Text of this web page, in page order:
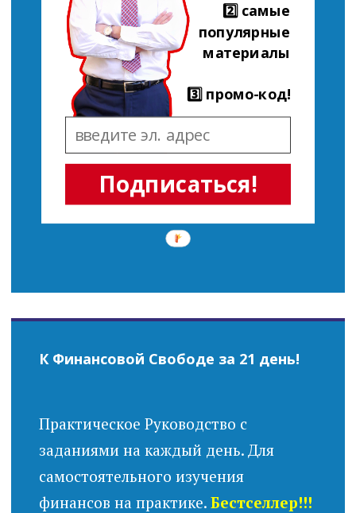
Подписаться!
2️⃣ самые
популярные
материалы
3️⃣ промо-код!
К Финансовой Свободе за 21 день!
Практическое Руководство с
заданиями на каждый день. Для
самостоятельного изучения
финансов на практике. Бестселлер!!!